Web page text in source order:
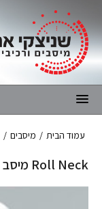
עמוד הבית / מיסבים /
Roll Neck מיסב גלילי